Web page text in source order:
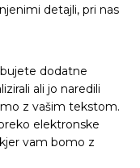
detajli, pri nas
dodatne
ali jo naredili
z vašim tekstom.
elektronske
vam bomo z